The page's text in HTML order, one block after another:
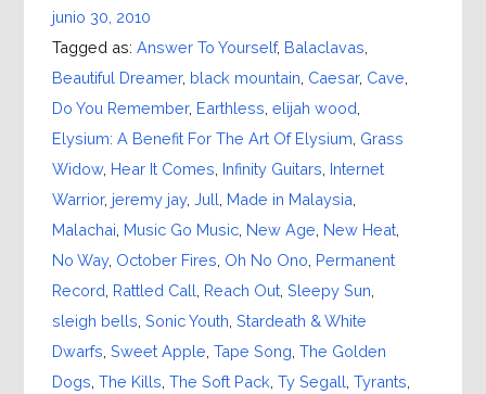
junio 30, 2010
Tagged as: Answer To Yourself, Balaclavas
Beautiful Dreamer, black mountain Caesar, Cave
Do You Remember, Earthless elijah wood
Elysium: A Benefit For The Art Of Elysium Grass
Widow, Hear It Comes Infinity Guitars Internet
Warrior, jeremy jay, Jull Made in Malaysia
Malachai Music Go Music, New Age New Heat,
No Way, October Fires Oh No Ono Permanent
Record Rattled Call Reach Out, Sleepy Sun
sleigh bells Sonic Youth Stardeath & White
Dwarfs Sweet Apple Tape Song The Golden
Dogs The Kills The Soft Pack Ty Segall Tyrants